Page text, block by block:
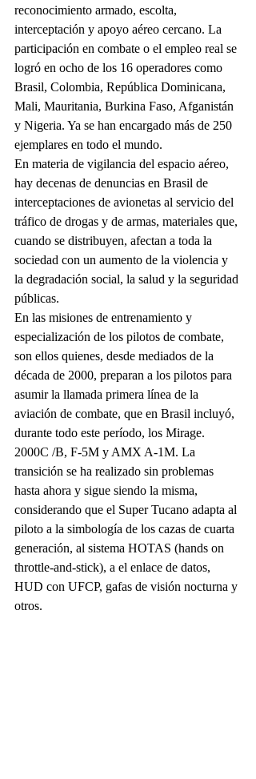
reconocimiento armado, escolta,
interceptación y apoyo aéreo cercano. La
participación en combate o el empleo real se
logró en ocho de los 16 operadores como
Brasil, Colombia, República Dominicana,
Mali, Mauritania, Burkina Faso, Afganistán
y Nigeria. Ya se han encargado más de 250
ejemplares en todo el mundo.
En materia de vigilancia del espacio aéreo,
hay decenas de denuncias en Brasil de
interceptaciones de avionetas al servicio del
tráfico de drogas y de armas, materiales que,
cuando se distribuyen, afectan a toda la
sociedad con un aumento de la violencia y
la degradación social, la salud y la seguridad
públicas.
En las misiones de entrenamiento y
especialización de los pilotos de combate,
son ellos quienes, desde mediados de la
década de 2000, preparan a los pilotos para
asumir la llamada primera línea de la
aviación de combate, que en Brasil incluyó,
durante todo este período, los Mirage.
2000C /B, F-5M y AMX A-1M. La
transición se ha realizado sin problemas
hasta ahora y sigue siendo la misma,
considerando que el Super Tucano adapta al
piloto a la simbología de los cazas de cuarta
generación, al sistema HOTAS (hands on
throttle-and-stick), a el enlace de datos,
HUD con UFCP, gafas de visión nocturna y
otros.